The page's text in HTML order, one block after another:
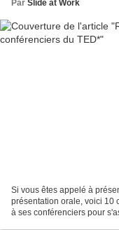
Par Slide at Work
Si vous êtes appelé à
présentation orale, voici 10
à ses conférenciers pour